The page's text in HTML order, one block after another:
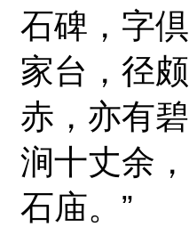
石碑，字
家台，径
赤，亦有
涧十丈余
石庙。”